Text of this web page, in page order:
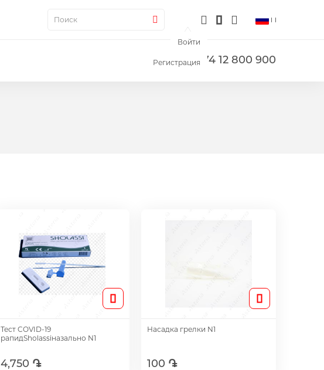
+374 12 800 900
Войти
Регистрация
Поиск
Тест COVID-19
рапидSholassiназально N1
4,750 ֏
Насадка грелки N1
100 ֏